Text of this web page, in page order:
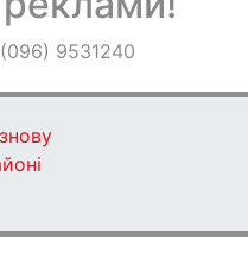
9531240